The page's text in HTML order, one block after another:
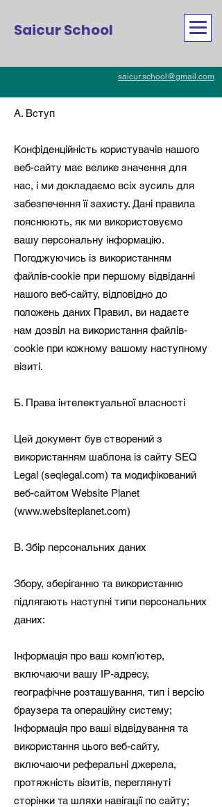
Saicur School
saicur.school@gmail.com
A. Вступ
Конфіденційність користувачів нашого
веб-сайту має велике значення для
нас, і ми докладаємо всіх зусиль для
забезпечення її захисту. Дані правила
пояснюють, як ми використовуємо
вашу персональну інформацію.
Погоджуючись із використанням
файлів-cookie при першому відвіданні
нашого веб-сайту, відповідно до
положень даних Правил, ви надаєте
нам дозвіл на використання файлів-
cookie при кожному вашому наступному
візиті.
Б. Права інтелектуальної власності
Цей документ був створений з
використанням шаблона із сайту SEQ
Legal (seqlegal.com) та модифікований
веб-сайтом Website Planet
(www.websiteplanet.com)
В. Збір персональних даних
Збору, зберіганню та використанню
підлягають наступні типи персональних
даних:
Інформація про ваш комп’ютер,
включаючи вашу IP-адресу,
географічне розташування, тип і версію
браузера та операційну систему;
Інформація про ваші відвідування та
використання цього веб-сайту,
включаючи реферальні джерела,
протяжність візитів, переглянуті
сторінки та шляхи навігації по сайту;